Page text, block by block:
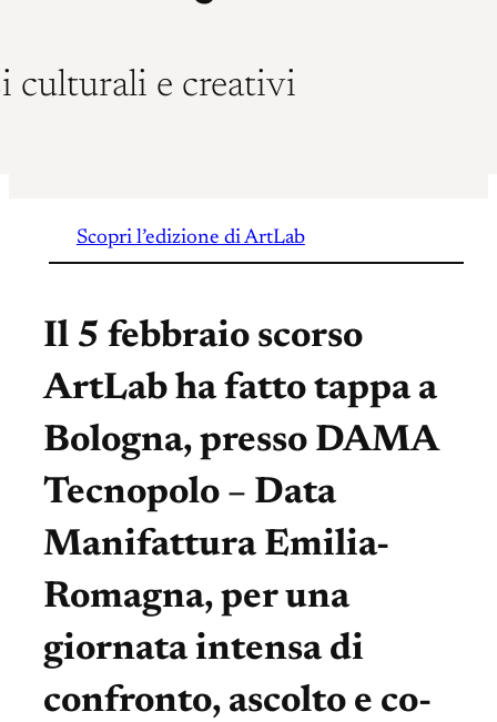
culturali e creativi
Scopri l’edizione di ArtLab
Il 5 febbraio scorso
ArtLab ha fatto tappa a
Bologna, presso DAMA
Tecnopolo – Data
Manifattura Emilia-
Romagna, per una
giornata intensa di
confronto, ascolto e co-